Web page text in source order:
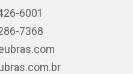
6001
7368